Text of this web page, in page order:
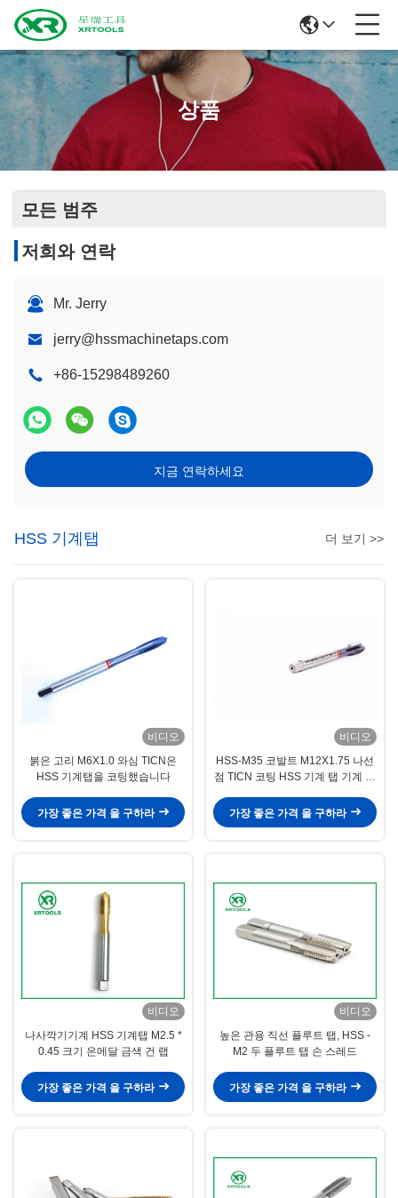
상품
모든 범주
저희와 연락
Mr. Jerry
jerry@hssmachinetaps.com
+86-15298489260
지금 연락하세요
HSS 기계탭 더 보기 >>
비디오
붉은 고리 M6X1.0 와심 TICN은
HSS 기계탭을 코팅했습니다
가장 좋은 가격 을 구하라
비디오
HSS-M35 코발트 M12X1.75 나선
점 TICN 코팅 HSS 기계 탭 기계 가
가장 좋은 가격 을 구하라
비디오
나사깍기기계 HSS 기계탭 M2.5 *
0.45 크기 은메달 금색 건 랩
가장 좋은 가격 을 구하라
비디오
높은 관용 직선 플루트 탭, HSS -
M2 두 플루트 탭 손 스레드
가장 좋은 가격 을 구하라